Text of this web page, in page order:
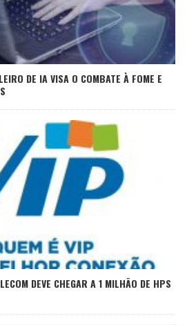
DE IA VISA O COMBATE À FOME E
DEVE CHEGAR A 1 MILHÃO DE HPS